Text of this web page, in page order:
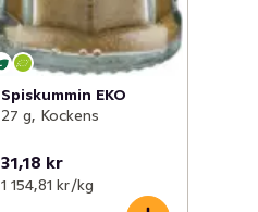
Spiskummin EKO
27 g, Kockens
31,18 kr
1 154,81 kr /kg